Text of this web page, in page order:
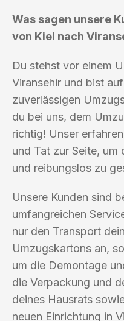
Was sagen unsere
von Kiel nach
Du stehst vor einem
Viransehir und bist
zuverlässigen
du bei uns, dem
richtig! Unser
und Tat zur Seite, um
und reibungslos zu
Unsere Kunden sind
umfangreichen
nur den Transport
Umzugskartons an,
um die Demontage
die Verpackung und
deines Hausrats
neuen Einrichtung in